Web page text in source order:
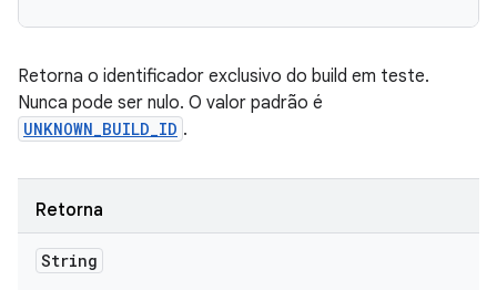
Retorna o identificador exclusivo do build em teste.
Nunca pode ser nulo. O valor padrão é
UNKNOWN_BUILD_ID .
Retorna
String